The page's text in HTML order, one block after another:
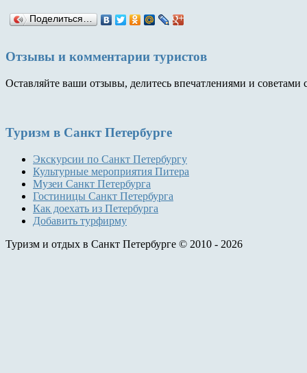
Поделиться…
Отзывы и комментарии туристов
Оставляйте ваши отзывы, делитесь впечатлениями и советами
Туризм в Санкт Петербурге
Экскурсии по Санкт Петербургу
Культурные мероприятия Питера
Музеи Санкт Петербурга
Гостиницы Санкт Петербурга
Как доехать из Петербурга
Добавить турфирму
Туризм и отдых в Санкт Петербурге © 2010 - 2026